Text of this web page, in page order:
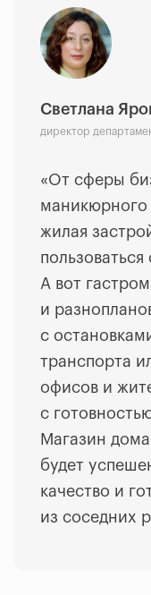
Светлана
директор
«От сферы
маникюрного
жилая
А вот
и
с
транспорта
офисов и
с
Магазин
будет
качество и
из соседних